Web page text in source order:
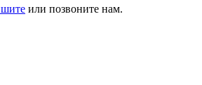
или позвоните нам.